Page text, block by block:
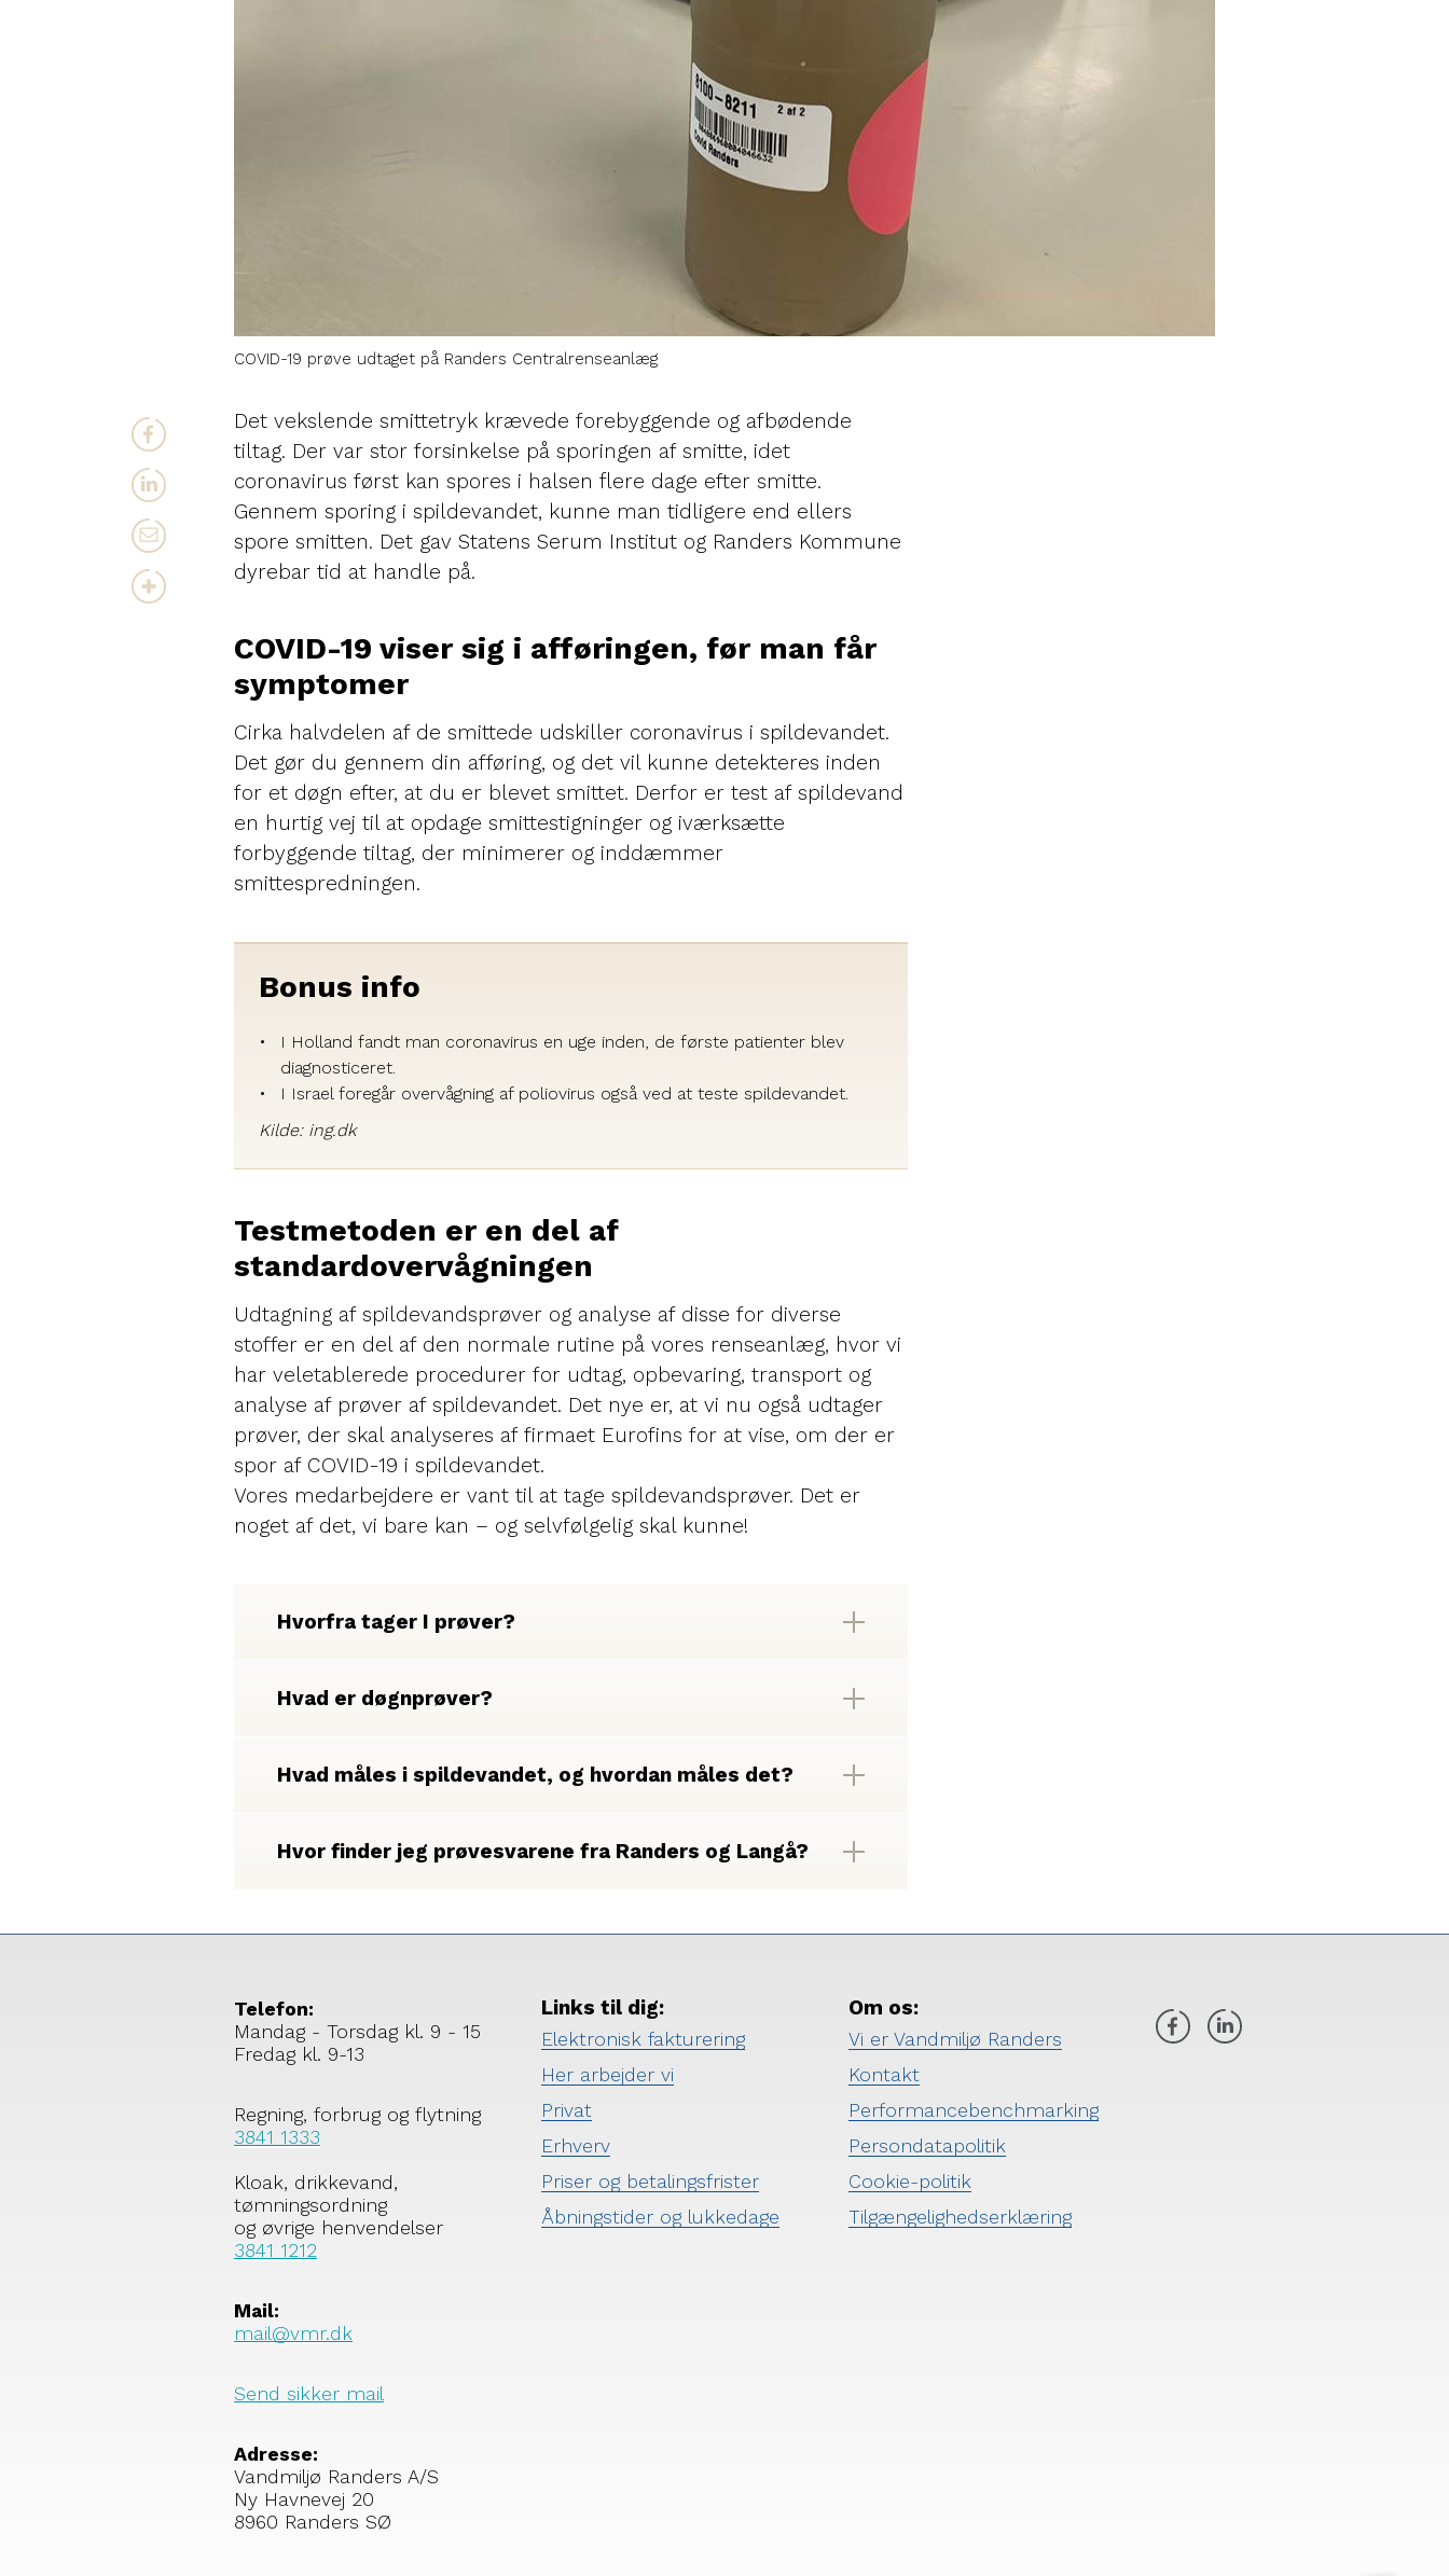
COVID-19 prøve udtaget på Randers Centralrenseanlæg
Det vekslende smittetryk krævede forebyggende og afbødende
tiltag. Der var stor forsinkelse på sporingen af smitte, idet
coronavirus først kan spores i halsen flere dage efter smitte.
Gennem sporing i spildevandet, kunne man tidligere end ellers
spore smitten. Det gav Statens Serum Institut og Randers Kommune
dyrebar tid at handle på.
COVID-19 viser sig i afføringen, før man får
symptomer
Cirka halvdelen af de smittede udskiller coronavirus i spildevandet.
Det gør du gennem din afføring, og det vil kunne detekteres inden
for et døgn efter, at du er blevet smittet. Derfor er test af spildevand
en hurtig vej til at opdage smittestigninger og iværksætte
forbyggende tiltag, der minimerer og inddæmmer
smittespredningen.
Bonus info
I Holland fandt man coronavirus en uge inden, de første patienter blev
diagnosticeret.
I Israel foregår overvågning af poliovirus også ved at teste spildevandet.
Kilde: ing.dk
Testmetoden er en del af
standardovervågningen
Udtagning af spildevandsprøver og analyse af disse for diverse
stoffer er en del af den normale rutine på vores renseanlæg, hvor vi
har veletablerede procedurer for udtag, opbevaring, transport og
analyse af prøver af spildevandet. Det nye er, at vi nu også udtager
prøver, der skal analyseres af firmaet Eurofins for at vise, om der er
spor af COVID-19 i spildevandet.
Vores medarbejdere er vant til at tage spildevandsprøver. Det er
noget af det, vi bare kan – og selvfølgelig skal kunne!
Hvorfra tager I prøver?
Hvad er døgnprøver?
Hvad måles i spildevandet, og hvordan måles det?
Hvor finder jeg prøvesvarene fra Randers og Langå?
Telefon:
Mandag - Torsdag kl. 9 - 15
Fredag kl. 9-13
Regning, forbrug og flytning
3841 1333
Kloak, drikkevand,
tømningsordning
og øvrige henvendelser
3841 1212
Mail:
mail@vmr.dk
Send sikker mail
Adresse:
Vandmiljø Randers A/S
Ny Havnevej 20
8960 Randers SØ
Links til dig:
Elektronisk fakturering
Her arbejder vi
Privat
Erhverv
Priser og betalingsfrister
Åbningstider og lukkedage
Om os:
Vi er Vandmiljø Randers
Kontakt
Performancebenchmarking
Persondatapolitik
Cookie-politik
Tilgængelighedserklæring